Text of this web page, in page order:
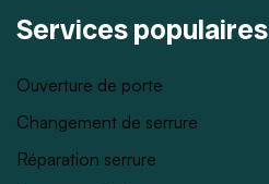
Services populaires
Ouverture de porte
Changement de serrure
Réparation serrure